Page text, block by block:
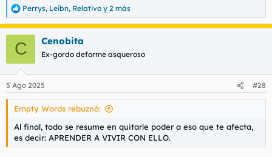
R
e
a
e
s
Perrys, Leibn, Relativo y 2 más
C Cenobita
Ex-gordo deforme asqueroso
5 Ago 2025 #28
Empty Words rebuznó:
Al final, todo se resume en quitarle poder a eso que te afecta,
es decir: APRENDER A VIVIR CON ELLO.